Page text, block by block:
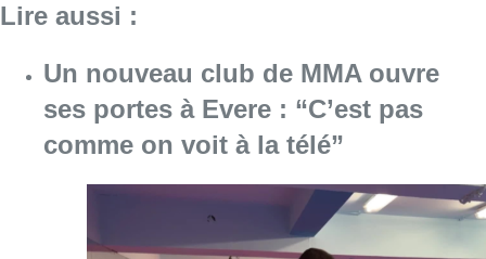
Lire aussi :
Un nouveau club de MMA ouvre
ses portes à Evere : “C’est pas
comme on voit à la télé”